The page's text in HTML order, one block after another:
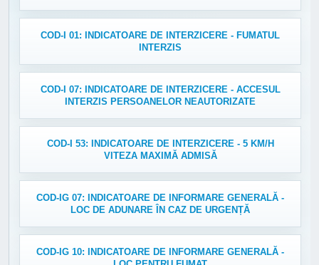
COD-I 01: INDICATOARE DE INTERZICERE - FUMATUL
INTERZIS
COD-I 07: INDICATOARE DE INTERZICERE - ACCESUL
INTERZIS PERSOANELOR NEAUTORIZATE
COD-I 53: INDICATOARE DE INTERZICERE - 5 KM/H
VITEZA MAXIMĂ ADMISĂ
COD-IG 07: INDICATOARE DE INFORMARE GENERALĂ -
LOC DE ADUNARE ÎN CAZ DE URGENȚĂ
COD-IG 10: INDICATOARE DE INFORMARE GENERALĂ -